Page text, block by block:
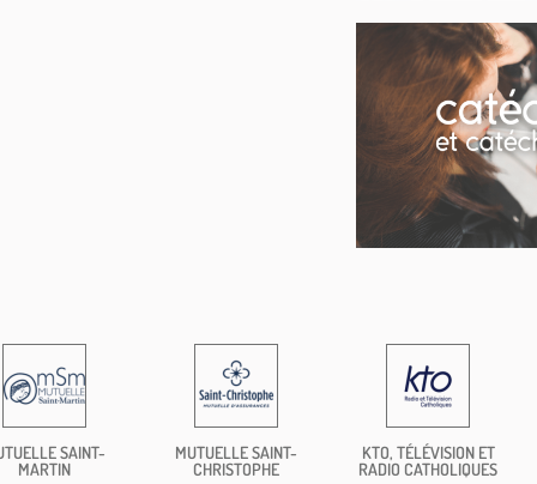
SAINT-
MARTIN
MUTUELLE SAINT-
CHRISTOPHE
KTO, TÉLÉVISION ET
RADIO CATHOLIQUES